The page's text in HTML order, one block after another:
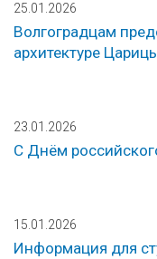
25.01.2026
Волгоградцам
архитектуре
23.01.2026
С Днём
15.01.2026
Информация для